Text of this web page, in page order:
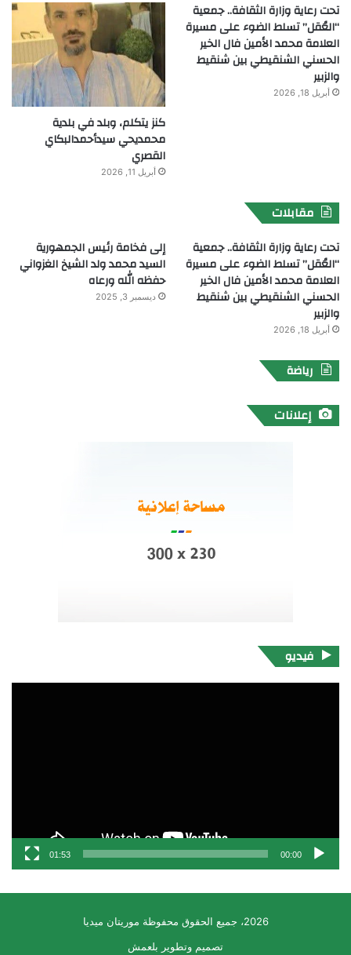
تحت رعاية وزارة الثقافة.. جمعية
“العُقل” تسلط الضوء على مسيرة
العلامة محمد الأمين فال الخير
الحسني الشنقيطي بين شنقيط
والزبير
أبريل 18, 2026
كنز يتكلم، وبلد في بلدية
محمديحي سيدأحمدالبكاي
القصري
أبريل 11, 2026
مقابلات
تحت رعاية وزارة الثقافة.. جمعية
“العُقل” تسلط الضوء على مسيرة
العلامة محمد الأمين فال الخير
الحسني الشنقيطي بين شنقيط
والزبير
أبريل 18, 2026
إلى فخامة رئيس الجمهورية
السيد محمد ولد الشيخ الغزواني
حفظه الله ورعاه
ديسمبر 3, 2025
رياضة
إعلانات
فيديو
00:00
01:53
2026، جميع الحقوق محفوظة موريتان ميديا
تصميم وتطوير بلعمش